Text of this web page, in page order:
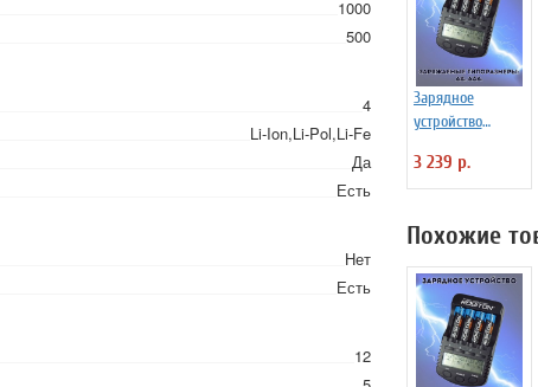
1000
500
4
Li-Ion,Li-Pol,Li-Fe
Да
Есть
Нет
Есть
12
Зарядное
устройство
ProCharger1000
3 239 р.
Похожие